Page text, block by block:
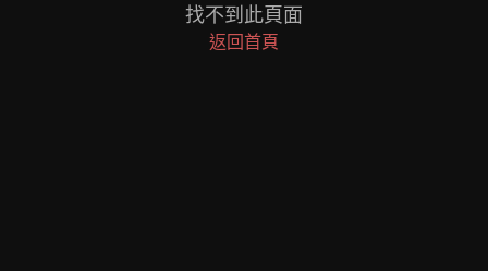
找不到此頁面
返回首頁